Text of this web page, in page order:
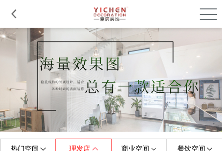
热门空间 理发店 商业空间 餐饮空间